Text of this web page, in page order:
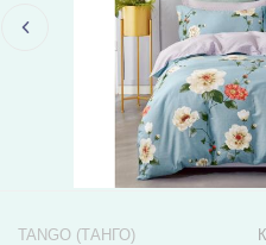
TANGO (ТАНГО)